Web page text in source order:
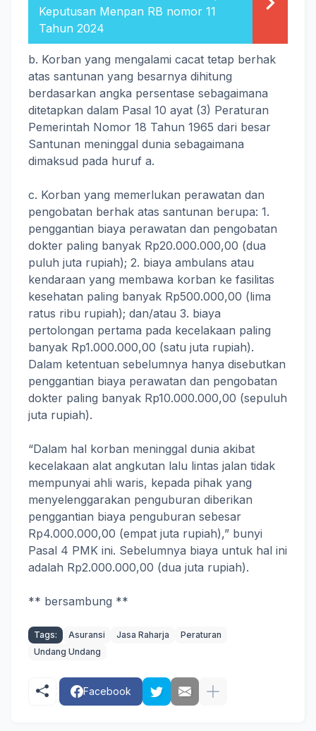
Keputusan Menpan RB nomor 11
Tahun 2024
b. Korban yang mengalami cacat tetap berhak
atas santunan yang besarnya dihitung
berdasarkan angka persentase sebagaimana
ditetapkan dalam Pasal 10 ayat (3) Peraturan
Pemerintah Nomor 18 Tahun 1965 dari besar
Santunan meninggal dunia sebagaimana
dimaksud pada huruf a.
c. Korban yang memerlukan perawatan dan
pengobatan berhak atas santunan berupa: 1.
penggantian biaya perawatan dan pengobatan
dokter paling banyak Rp20.000.000,00 (dua
puluh juta rupiah); 2. biaya ambulans atau
kendaraan yang membawa korban ke fasilitas
kesehatan paling banyak Rp500.000,00 (lima
ratus ribu rupiah); dan/atau 3. biaya
pertolongan pertama pada kecelakaan paling
banyak Rp1.000.000,00 (satu juta rupiah).
Dalam ketentuan sebelumnya hanya disebutkan
penggantian biaya perawatan dan pengobatan
dokter paling banyak Rp10.000.000,00 (sepuluh
juta rupiah).
“Dalam hal korban meninggal dunia akibat
kecelakaan alat angkutan lalu lintas jalan tidak
mempunyai ahli waris, kepada pihak yang
menyelenggarakan penguburan diberikan
penggantian biaya penguburan sebesar
Rp4.000.000,00 (empat juta rupiah),” bunyi
Pasal 4 PMK ini. Sebelumnya biaya untuk hal ini
adalah Rp2.000.000,00 (dua juta rupiah).
** bersambung **
Tags: Asuransi Jasa Raharja
Peraturan
Undang Undang
Facebook